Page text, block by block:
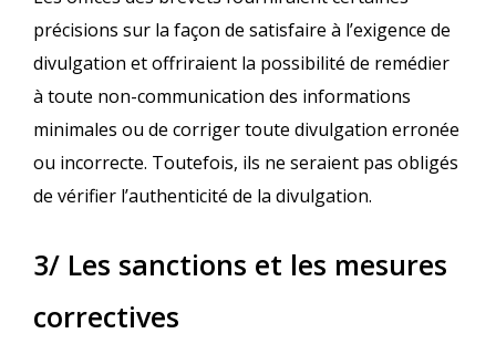
précisions sur la façon de satisfaire à l’exigence de
divulgation et offriraient la possibilité de remédier
à toute non-communication des informations
minimales ou de corriger toute divulgation erronée
ou incorrecte. Toutefois, ils ne seraient pas obligés
de vérifier l’authenticité de la divulgation.
3/ Les sanctions et les mesures
correctives